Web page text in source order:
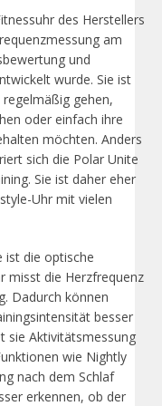
des Herstellers
am
und
wurde. Sie ist
gehen,
oder einfach ihre
möchten. Anders
sich die Polar Unite
Sie ist daher eher
Uhr mit vielen
ist die optische
misst die Herzfrequenz
Dadurch können
besser
sie Aktivitätsmessung
wie Nightly
nach dem Schlaf
erkennen, ob der